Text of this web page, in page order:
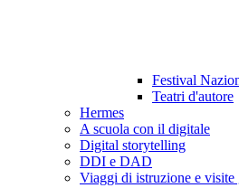
Festival
Teatri d'autore
Hermes
A scuola con il digitale
Digital storytelling
DDI e DAD
Viaggi di istruzione e visite